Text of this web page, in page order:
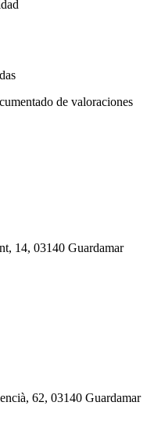
de valoraciones
14, 03140 Guardamar
62, 03140 Guardamar